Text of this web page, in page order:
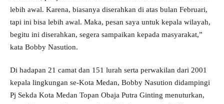
lebih awal. Karena, biasanya diserahkan di atas bulan Februari,
tapi ini bisa lebih awal. Maka, pesan saya untuk kepala wilayah,
begitu ini diserahkan, segera sampaikan kepada masyarakat,”
kata Bobby Nasution.
Di hadapan 21 camat dan 151 lurah serta perwakilan dari 2001
kepala lingkungan se-Kota Medan, Bobby Nasution didampingi
Pj Sekda Kota Medan Topan Obaja Putra Ginting menuturkan,